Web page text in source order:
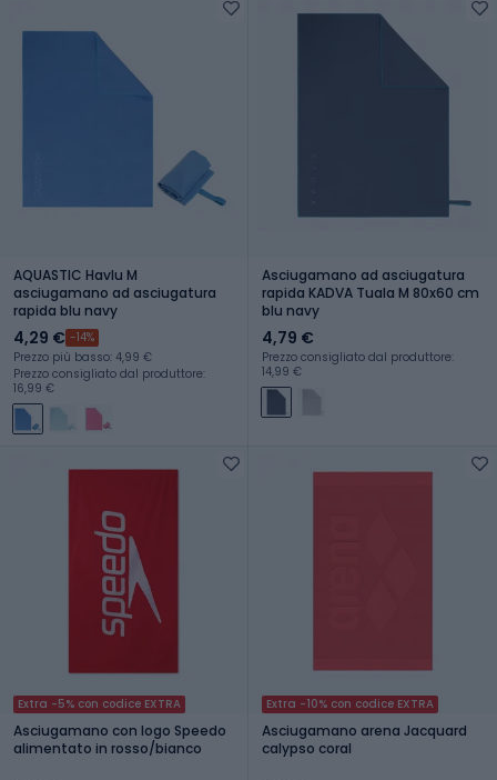
AQUASTIC Havlu M
asciugamano ad asciugatura
rapida blu navy
4,29 € -14%
Prezzo più basso: 4,99 €
Prezzo consigliato dal produttore:
16,99 €
Asciugamano ad asciugatura
rapida KADVA Tuala M 80x60 cm
blu navy
4,79 €
Prezzo consigliato dal produttore:
14,99 €
Extra -5% con codice EXTRA
Asciugamano con logo Speedo
alimentato in rosso/bianco
Extra -10% con codice EXTRA
Asciugamano arena Jacquard
calypso coral